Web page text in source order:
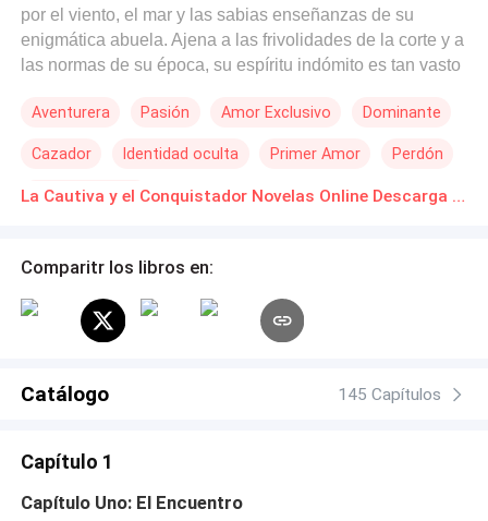
por el viento, el mar y las sabias enseñanzas de su
enigmática abuela. Ajena a las frivolidades de la corte y a
las normas de su época, su espíritu indómito es tan vasto
mundo se rompe cuando una columna de humo presagia
el formidable Thane normando-danés, asola la costa con
un propósito despiadado: asegurar un linaje y consolidar
mujer que lo desafía con cada mirada y cada palabra.
niega a ser un simple botín. El viaje a las gélidas tierras
del Norte se convierte en una batalla de voluntades entre
su fiera resistencia. En el brutal jarlazgo de Wolf,
celosa que ve en la forastera una amenaza. A través de
Christina observa a sus captores, no con miedo, sino con
Aventurera Pasión Amor Exclusivo Dominante
Cazador Identidad oculta Primer Amor Perdón
Héroe Inmortal La Cautiva y el Conquistador Novelas Online Descarga gratuita de PDF
Comparitr los libros en:
Catálogo 145 Capítulos
Capítulo 1
Capítulo Uno: El Encuentro